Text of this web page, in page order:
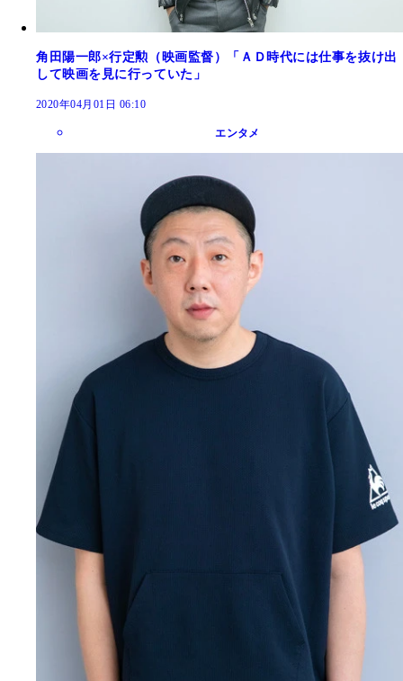
角田陽一郎×行定勲（映画監督）「ＡＤ時代には仕事を抜け出
して映画を見に行っていた」
2020年04月01日 06:10
エンタメ